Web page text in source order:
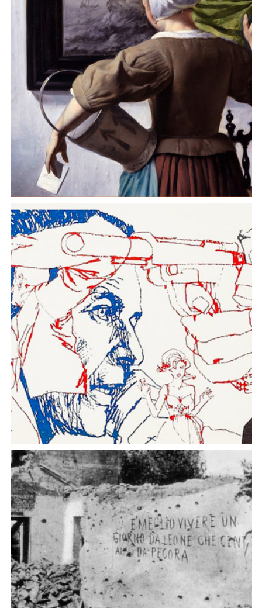
Tra famiglia e lavoro. Donne e saperi pratici nella
trattatistica e nelle scritture quotidiane
Expanding the Cinematic Cold War.